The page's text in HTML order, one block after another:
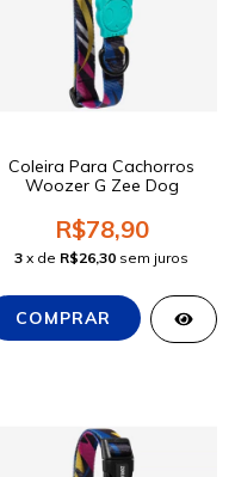
Coleira Para Cachorros
Woozer G Zee Dog
R$78,90
3 x de R$26,30 sem juros